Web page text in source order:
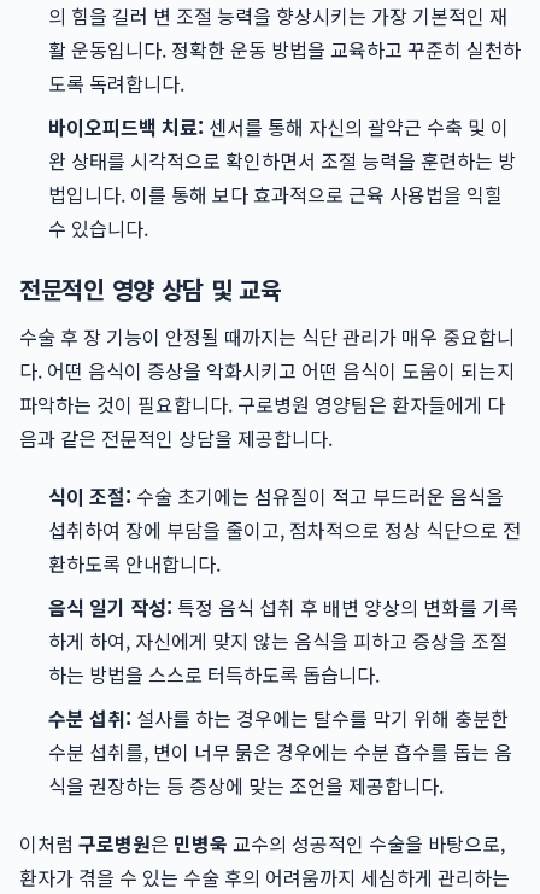
의 힘을 길러 변 조절 능력을 향상시키는 가장 기본적인 재
활 운동입니다. 정확한 운동 방법을 교육하고 꾸준히 실천하
도록 독려합니다.
바이오피드백 치료: 센서를 통해 자신의 괄약근 수축 및 이
완 상태를 시각적으로 확인하면서 조절 능력을 훈련하는 방
법입니다. 이를 통해 보다 효과적으로 근육 사용법을 익힐
수 있습니다.
전문적인 영양 상담 및 교육
수술 후 장 기능이 안정될 때까지는 식단 관리가 매우 중요합니
다. 어떤 음식이 증상을 악화시키고 어떤 음식이 도움이 되는지
파악하는 것이 필요합니다. 구로병원 영양팀은 환자들에게 다
음과 같은 전문적인 상담을 제공합니다.
식이 조절: 수술 초기에는 섬유질이 적고 부드러운 음식을
섭취하여 장에 부담을 줄이고, 점차적으로 정상 식단으로 전
환하도록 안내합니다.
음식 일기 작성: 특정 음식 섭취 후 배변 양상의 변화를 기록
하게 하여, 자신에게 맞지 않는 음식을 피하고 증상을 조절
하는 방법을 스스로 터득하도록 돕습니다.
수분 섭취: 설사를 하는 경우에는 탈수를 막기 위해 충분한
수분 섭취를, 변이 너무 묽은 경우에는 수분 흡수를 돕는 음
식을 권장하는 등 증상에 맞는 조언을 제공합니다.
이처럼 구로병원은 민병욱 교수의 성공적인 수술을 바탕으로,
환자가 겪을 수 있는 수술 후의 어려움까지 세심하게 관리하는